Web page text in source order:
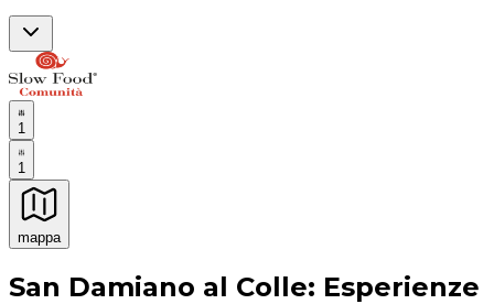
1
1
mappa
Esperienze culinarie indimenticabili: Esperienze
San Damiano al Colle: Esperienze